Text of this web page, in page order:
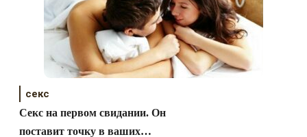
секс
Секс на первом свидании. Он
поставит точку в ваших